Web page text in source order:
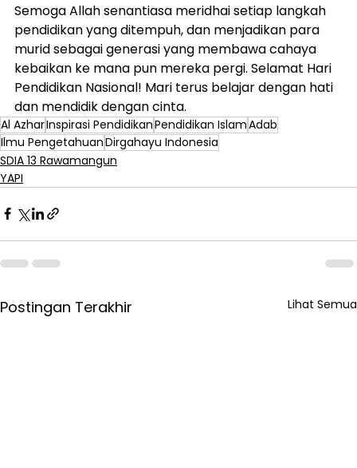
Semoga Allah senantiasa meridhai setiap langkah
pendidikan yang ditempuh, dan menjadikan para
murid sebagai generasi yang membawa cahaya
kebaikan ke mana pun mereka pergi. Selamat Hari
Pendidikan Nasional! Mari terus belajar dengan hati
dan mendidik dengan cinta.
Al AzharInspirasi PendidikanPendidikan IslamAdab
Ilmu PengetahuanDirgahayu Indonesia
SDIA 13 Rawamangun
YAPI
Postingan Terakhir Lihat Semua